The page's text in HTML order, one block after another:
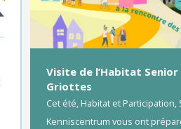
Visite de l’Habitat
Griottes
Cet été, Habitat et
Kenniscentrum vous ont